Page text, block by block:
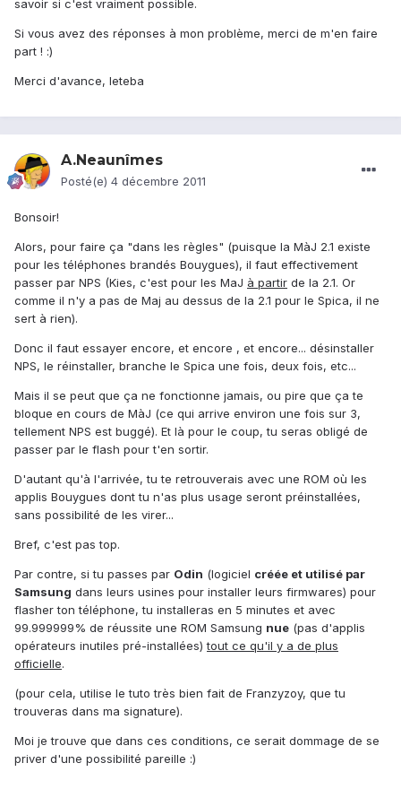
savoir si c'est vraiment possible.
Si vous avez des réponses à mon problème, merci de m'en faire
part ! :)
Merci d'avance, leteba
A.Neaunîmes
Posté(e) 4 décembre 2011
Bonsoir!
Alors, pour faire ça "dans les règles" (puisque la MàJ 2.1 existe
pour les téléphones brandés Bouygues), il faut effectivement
passer par NPS (Kies, c'est pour les MaJ à partir de la 2.1. Or
comme il n'y a pas de Maj au dessus de la 2.1 pour le Spica, il ne
sert à rien).
Donc il faut essayer encore, et encore , et encore... désinstaller
NPS, le réinstaller, branche le Spica une fois, deux fois, etc...
Mais il se peut que ça ne fonctionne jamais, ou pire que ça te
bloque en cours de MàJ (ce qui arrive environ une fois sur 3,
tellement NPS est buggé). Et là pour le coup, tu seras obligé de
passer par le flash pour t'en sortir.
D'autant qu'à l'arrivée, tu te retrouverais avec une ROM où les
applis Bouygues dont tu n'as plus usage seront préinstallées,
sans possibilité de les virer...
Bref, c'est pas top.
Par contre, si tu passes par Odin (logiciel créée et utilisé par
Samsung dans leurs usines pour installer leurs firmwares) pour
flasher ton téléphone, tu installeras en 5 minutes et avec
99.999999% de réussite une ROM Samsung nue (pas d'applis
opérateurs inutiles pré-installées)tout ce qu'il y a de plus
officielle.
(pour cela, utilise le tuto très bien fait de Franzyzoy, que tu
trouveras dans ma signature).
Moi je trouve que dans ces conditions, ce serait dommage de se
priver d'une possibilité pareille :)